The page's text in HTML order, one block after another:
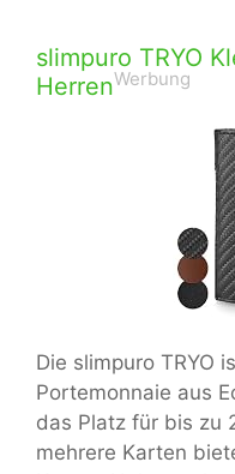
slimpuro TRYO
HerrenWerbung
Die slimpuro TRYO
Portemonnaie aus
das Platz für bis zu
mehrere Karten